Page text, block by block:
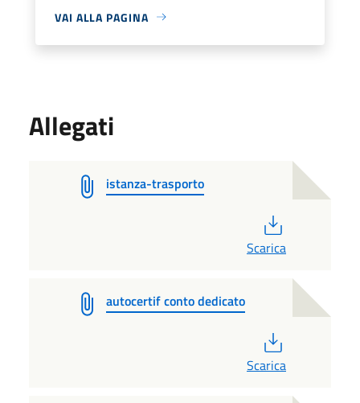
VAI ALLA PAGINA
Allegati
istanza-trasporto
Scarica
autocertif conto dedicato
Scarica